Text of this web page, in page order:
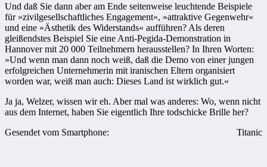
Und daß Sie dann aber am Ende seitenweise leuchtende Beispiele
für »zivilgesellschaftliches Engagement«, »attraktive Gegenwehr«
und eine »Ästhetik des Widerstands« aufführen? Als deren
gleißendstes Beispiel Sie eine Anti-Pegida-Demonstration in
Hannover mit 20 000 Teilnehmern herausstellen? In Ihren Worten:
»Und wenn man dann noch weiß, daß die Demo von einer jungen
erfolgreichen Unternehmerin mit iranischen Eltern organisiert
worden war, weiß man auch: Dieses Land ist wirklich gut.«
Ja ja, Welzer, wissen wir eh. Aber mal was anderes: Wo, wenn nicht
aus dem Internet, haben Sie eigentlich Ihre todschicke Brille her?
Gesendet vom Smartphone:
Titanic